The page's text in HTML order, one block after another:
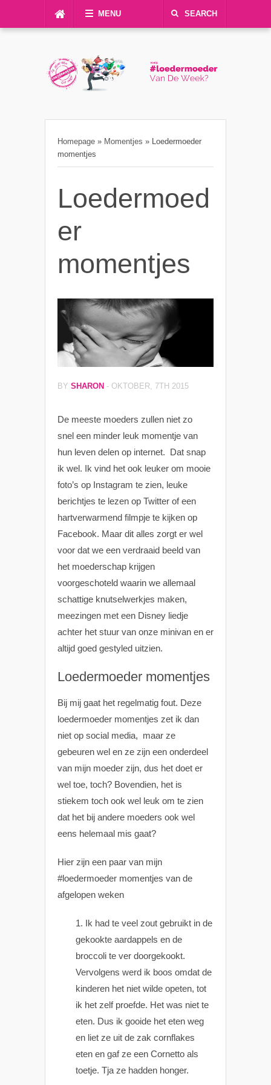
MENU SEARCH
Homepage » Momentjes » Loedermoeder
momentjes
Loedermoed
er
momentjes
BY SHARON - OKTOBER, 7TH 2015
De meeste moeders zullen niet zo
snel een minder leuk momentje van
hun leven delen op internet. Dat snap
ik wel. Ik vind het ook leuker om mooie
foto’s op Instagram te zien, leuke
berichtjes te lezen op Twitter of een
hartverwarmend filmpje te kijken op
Facebook. Maar dit alles zorgt er wel
voor dat we een verdraaid beeld van
het moederschap krijgen
voorgeschoteld waarin we allemaal
schattige knutselwerkjes maken,
meezingen met een Disney liedje
achter het stuur van onze minivan en er
altijd goed gestyled uitzien.
Loedermoeder momentjes
Bij mij gaat het regelmatig fout. Deze
loedermoeder momentjes zet ik dan
niet op social media, maar ze
gebeuren wel en ze zijn een onderdeel
van mijn moeder zijn, dus het doet er
wel toe, toch? Bovendien, het is
stiekem toch ook wel leuk om te zien
dat het bij andere moeders ook wel
eens helemaal mis gaat?
Hier zijn een paar van mijn
#loedermoeder momentjes van de
afgelopen weken
Ik had te veel zout gebruikt in de
gekookte aardappels en de
broccoli te ver doorgekookt.
Vervolgens werd ik boos omdat de
kinderen het niet wilde opeten, tot
ik het zelf proefde. Het was niet te
eten. Dus ik gooide het eten weg
en liet ze uit de zak cornflakes
eten en gaf ze een Cornetto als
toetje. Tja ze hadden honger.